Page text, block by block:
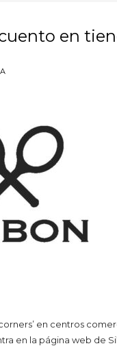
en
en centros
en la página web de